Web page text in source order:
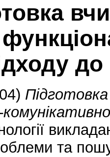
та